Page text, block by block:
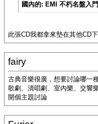
國內的: EMI 不朽名盤入
此張CD我都拿來墊在其他CD
fairy
古典音樂很廣，想要討論哪一
歌劇、清唱劇、室內樂、交響
開個主題討論